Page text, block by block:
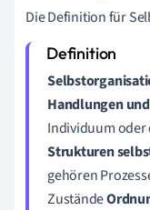
Die Definition für
Handlungen
Individuum oder
Strukturen
gehören
Zustände